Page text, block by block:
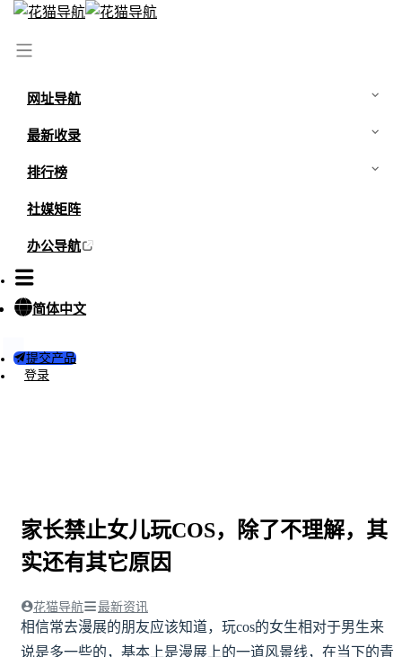
网址导航
最新收录
排行榜
社媒矩阵
办公导航
简体中文
提交产品
登录
家长禁止女儿玩COS，除了不理解，其
实还有其它原因
花猫导航 最新资讯
相信常去漫展的朋友应该知道，玩cos的女生相对于男生来
说是多一些的，基本上是漫展上的一道风景线，在当下的青